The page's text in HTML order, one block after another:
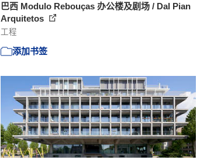
巴西 Modulo Rebouças 办公楼及剧场 / Dal Pian
Arquitetos
工程
添加书签